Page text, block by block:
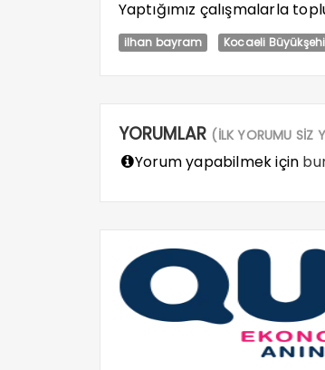
Yaptığımız çalışmalarla
ilhan bayram Kocaeli
YORUMLAR (İLK YORUMU SİZ
Yorum yapabilmek için